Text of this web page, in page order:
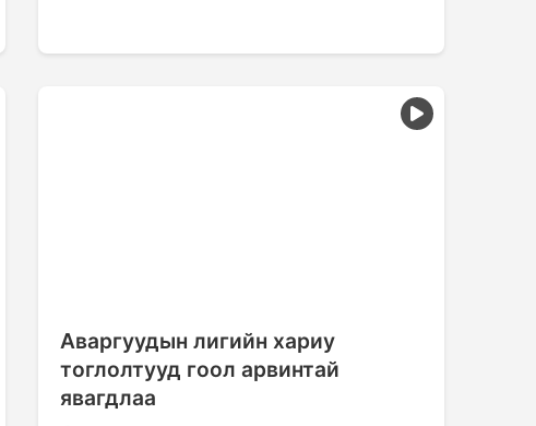
Аваргуудын лигийн хариу
тоглолтууд гоол арвинтай
явагдлаа